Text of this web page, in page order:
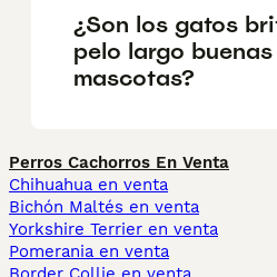
¿Son los gatos
pelo largo buenas
mascotas?
Perros Cachorros En Venta
Chihuahua en venta
Bichón Maltés en venta
Yorkshire Terrier en venta
Pomerania en venta